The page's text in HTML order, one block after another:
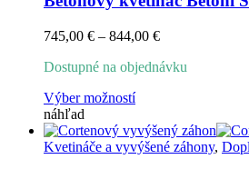
745,00 € – 844,00 €Price
745,00 €
Dostupné na objednávku
Výber možnostíTento
má
viacero
náhľad
Kvetináče a vyvýšené záhony,